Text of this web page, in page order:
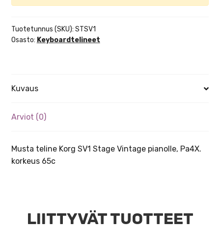
Tuotetunnus (SKU): STSV1
Osasto: Keyboardtelineet
Kuvaus
Arviot (0)
Musta teline Korg SV1 Stage Vintage pianolle, Pa4X.
korkeus 65c
LIITTYVÄT TUOTTEET